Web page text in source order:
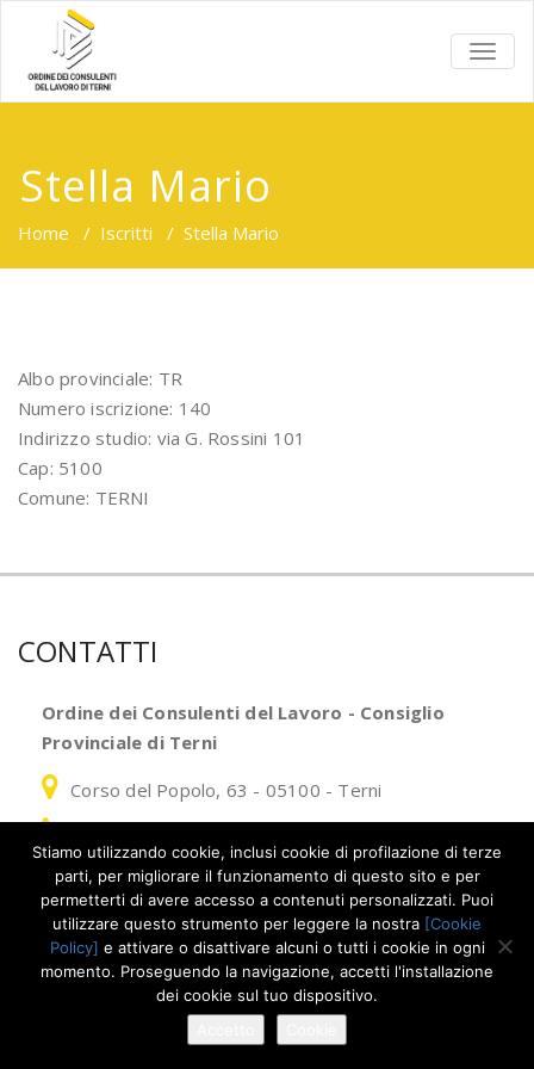
Stella Mario
Home / Iscritti / Stella Mario
Albo provinciale: TR
Numero iscrizione: 140
Indirizzo studio: via G. Rossini 101
Cap: 5100
Comune: TERNI
CONTATTI
Ordine dei Consulenti del Lavoro - Consiglio
Provinciale di Terni
Corso del Popolo, 63 - 05100 - Terni
cpo.terni@consulentidellavoro.it-
ordine.terni@consulentidellavoropec.it
Copyright – Ordine dei Consulenti del Lavoro – Consiglio
Provinciale di Terni –Informativa Privacy– Cookies
Stiamo utilizzando cookie, inclusi cookie di profilazione di terze
parti, per migliorare il funzionamento di questo sito e per
permetterti di avere accesso a contenuti personalizzati. Puoi
utilizzare questo strumento per leggere la nostra [Cookie
Policy] e attivare o disattivare alcuni o tutti i cookie in ogni
momento. Proseguendo la navigazione, accetti l'installazione
dei cookie sul tuo dispositivo.